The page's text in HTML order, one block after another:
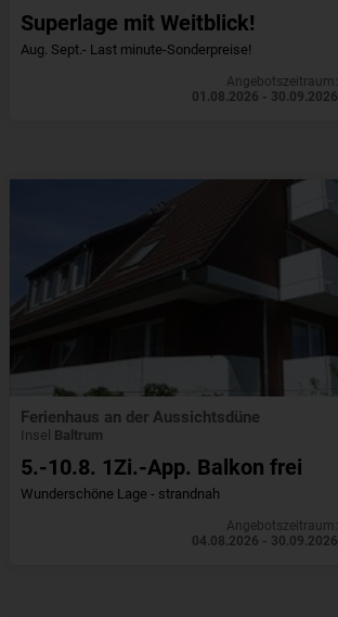
Superlage mit Weitblick!
Aug. Sept.- Last minute-Sonderpreise!
Angebotszeitraum:
01.08.2026 - 30.09.2026
Ferienhaus an der Aussichtsdüne
Insel Baltrum
5.-10.8. 1Zi.-App. Balkon frei
Wunderschöne Lage - strandnah
Angebotszeitraum:
04.08.2026 - 30.09.2026